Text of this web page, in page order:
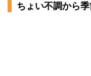
ちょい不調から